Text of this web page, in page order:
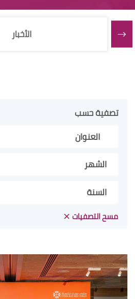
الأخبار
تصفية حسب
الشهر
السنة
مسح التصفيات